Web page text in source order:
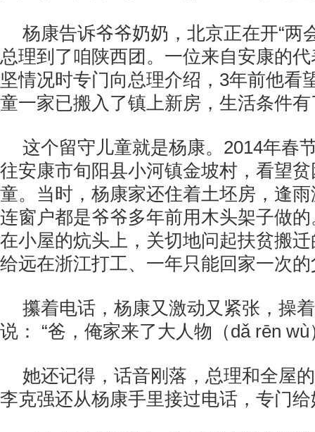
杨康告诉爷爷奶奶，北京正在开“两
总理到了咱陕西团。一位来自安康的
坚情况时专门向总理介绍， 3年前他看
童一家已搬入了镇上新房，生活条件
这个留守儿童就是杨康。 2014年春
往安康市旬阳县小河镇金坡村，看望
童。当时，杨康家还住着土坯房，逢
连窗户都是爷爷多年前用木头架子做
在小屋的炕头上，关切地问起扶贫搬
给远在浙江打工、一年只能回家一次
攥着电话，杨康又激动又紧张，操
说： “爸，俺家来了大人物（dǎ rēn wù
她还记得，话音刚落，总理和全屋
李克强还从杨康手里接过电话，专门